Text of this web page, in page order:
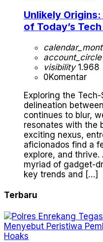
Unlikely
of Today’s
account_circle
visibility1.968
0Komentar
Exploring the
delineation
continues to blur,
resonates with the
exciting nexus,
aficionados find a
explore, and
myriad of gadget-
key trends and […]
Terbaru